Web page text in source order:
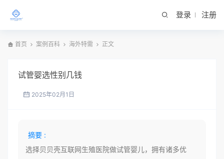
登录 注册
首页 案例百科 海外特需 正文
试管婴选性别几钱
2025年02月1日
摘要 :
选择贝贝壳互联网生殖医院做试管婴儿，拥有诸多优